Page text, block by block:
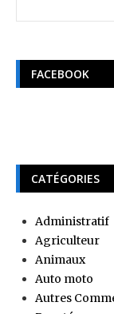
FACEBOOK
CATÉGORIES
Administratif
Agriculteur
Animaux
Auto moto
Autres